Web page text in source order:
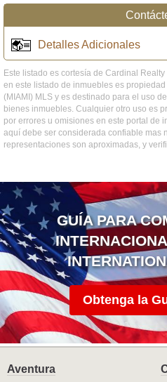
Detalles Adicionales
Este listado es cortesía de Cardinal
en este listado de inmuebles es
(MIAMI) MLS y es destinado para el uso
bienes inmuebles. Cualquier otro uso es
por errores u omisiones en este portal de
aquí debe ser considerada confiable mas
representaciones son aproximadas, y
GUÍA PARA
Obtenga la
Aventura